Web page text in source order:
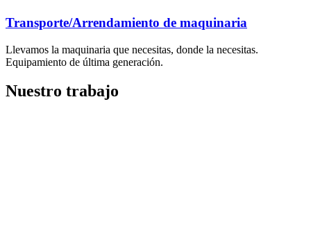
Transporte/Arrendamiento de maquinaria
Llevamos la maquinaria que necesitas, donde la necesitas.
Equipamiento de última generación.
Nuestro trabajo